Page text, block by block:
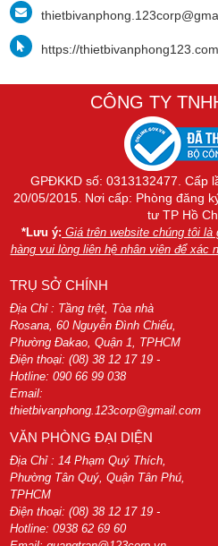
https://thietbivanphong123.com
CÔNG TY
GPĐKKD số: 0313132477. Cấp
20/05/2015. Nơi cấp: Phòng đăng
tư TP Hồ
*Lưu ý: Giá trên website chúng tôi
hàng vui lòng liên hệ nhân viên để xác
TRỤ SỞ CHÍNH
Địa Chỉ : Tầng trệt, Tòa nhà
Rosana, 60 Nguyễn Đình Chiểu,
Phường Đakao, Quận 1, TPHCM
Điện thoại: (08) 38 12 17 19 -
Hotline: 090 66 99 038
Email:
thietbivanphong.123corp@gmail.com
VĂN PHÒNG ĐẠI DIỆN
Địa Chỉ : 14 Phạm Quý Thích,
Phường Tân Quý, Quận Tân Phú,
TPHCM
Điện thoại: (08) 38 12 17 19 -
Hotline: 0938 62 69 60